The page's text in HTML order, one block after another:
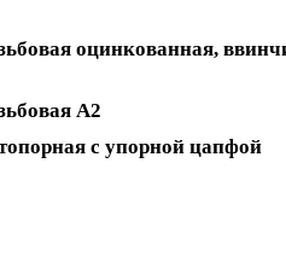
оцинкованная,
А2
с упорной цапфой